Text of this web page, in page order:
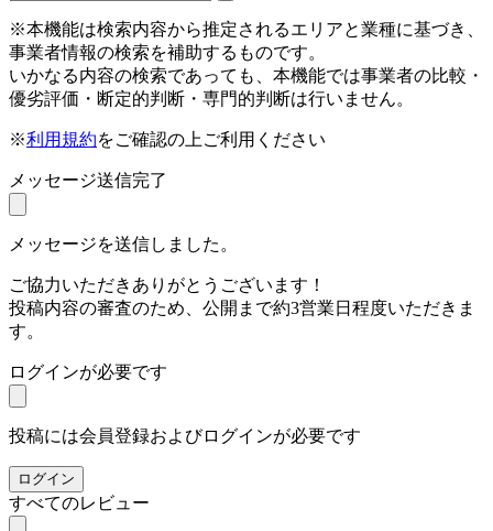
※本機能は検索内容から推定されるエリアと業種に基づき、
事業者情報の検索を補助するものです。
いかなる内容の検索であっても、本機能では事業者の比較・
優劣評価・断定的判断・専門的判断は行いません。
※利用規約をご確認の上ご利用ください
メッセージ送信完了
メッセージを送信しました。
ご協力いただきありがとうございます！
投稿内容の審査のため、公開まで約3営業日程度いただきま
す。
ログインが必要です
投稿には会員登録およびログインが必要です
ログイン
すべてのレビュー